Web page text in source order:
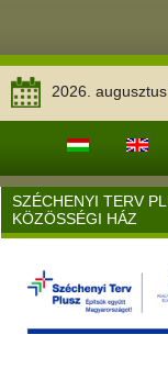
2026.
SZÉCHENYI TERV
KÖZÖSSÉGI HÁZ